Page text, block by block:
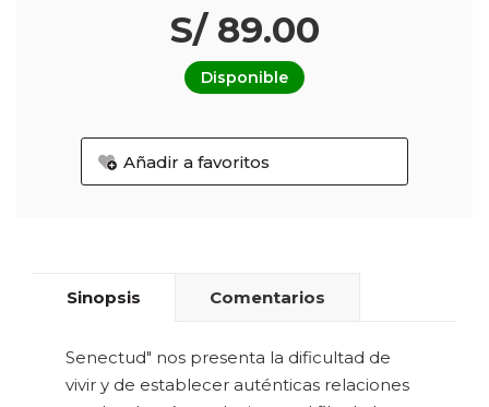
S/ 89.00
Disponible
Añadir a favoritos
Sinopsis Comentarios
Senectud" nos presenta la dificultad de
vivir y de establecer auténticas relaciones